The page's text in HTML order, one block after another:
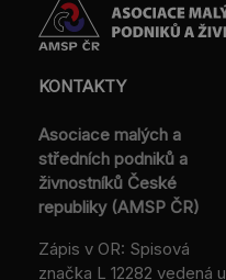
KONTAKTY
Asociace malých a
středních podniků a
živnostníků České
republiky (AMSP ČR)
Zápis v OR: Spisová
značka L 12282 vedená u